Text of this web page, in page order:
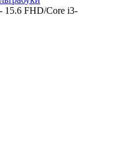
15.6 FHD/Core i3-